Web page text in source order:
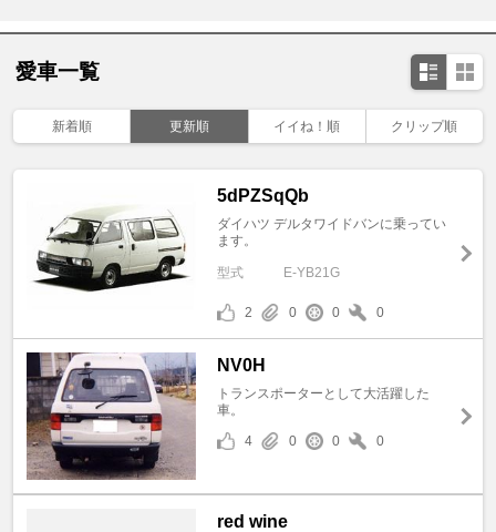
愛車一覧
新着順 更新順 イイね！順 クリップ順
5dPZSqQb
ダイハツ デルタワイドバンに乗ってい
ます。
型式 E-YB21G
2 0 0 0
NV0H
トランスポーターとして大活躍した
車。
4
0 0 0
red wine